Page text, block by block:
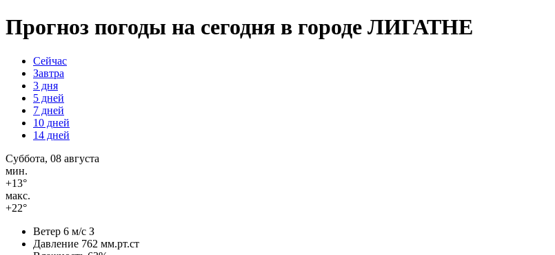
Прогноз погоды на сегодня в городе ЛИГАТНЕ
Сейчас
Завтра
3 дня
5 дней
7 дней
10 дней
14 дней
Суббота, 08 августа
мин.
+13°
макс.
+22°
Ветер 6 м/с З
Давление 762 мм.рт.ст